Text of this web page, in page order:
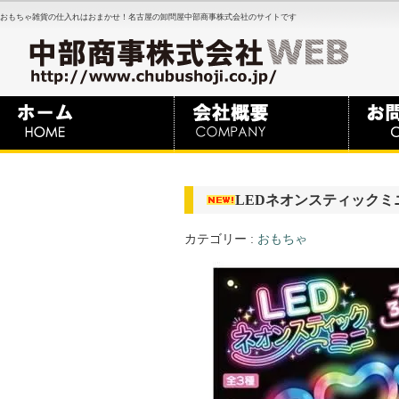
おもちゃ雑貨の仕入れはおまかせ！名古屋の卸問屋中部商事株式会社のサイトです
LEDネオンスティックミ
カテゴリー : おもちゃ